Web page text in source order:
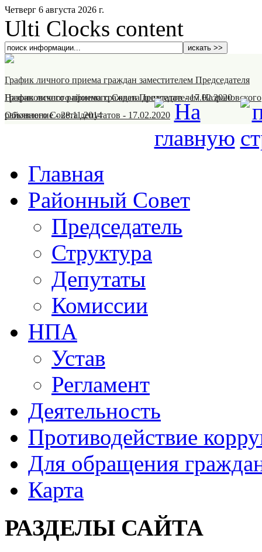
Четверг 6 августа 2026 г.
Ulti Clocks content
График личного приема граждан заместителем Председателя
Назрановского районного Совета депутатов-17.02.2020
График личного приема граждан Председателем Назрановского
районного Совета депутатов - 17.02.2020
Объявление-28.11.2014
Главная
Районный Совет
Председатель
Структура
Депутаты
Комиссии
НПА
Устав
Регламент
Деятельность
Противодействие
Для обращения
Карта
РАЗДЕЛЫ САЙТА